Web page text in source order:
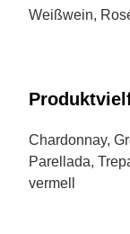
Weißwein,
Chardonnay,
Parellada,
vermell